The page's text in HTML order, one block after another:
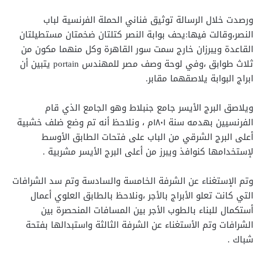
ورصدت خلال الرسالة توثيق فناني الحملة الفرنسية لباب
النصر،وقالت فيها:يحف بوابة النصر كتلتان ضخمتان مستطيلتان
القاعدة ويبرزان خارج سمت سور القاهرة وكل منهما مكون من
ثلاث طوابق ،وفي لوحة وصف مصر للمهندس portain يتبين أن
ابراج البوابة يلاصقهما مقابر.
ويلاصق البرج الأيسر جامع جنبلاط وهو الجامع الذي قام
الفرنسيين بهدمه سنة ١٨٠١م ، ونلاحظ أنه تم وضع ضلف خشبية
أعلى البرج الشرقي من الباب على فتحات الطابق الأوسط
لإستخدامها كنوافذ ويبرز من أعلى البرج الأيسر مشربية .
وتم الإستغناء عن الشرفة الخامسة والسادسة وتم سد الشرافات
التي كانت تعلو الأبراج بالأجر ،ونلاحظ بالطابق العلوي أعمال
أستكمال للبناء بالطوب الأجر بين المسافات المنحصرة بين
الشرافات وتم الأستغناء عن الشرفة الثالثة واستبدالها بفتحة
شباك .